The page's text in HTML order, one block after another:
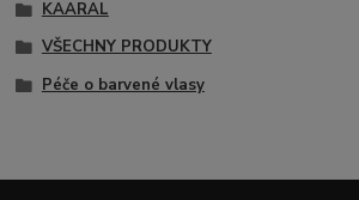
KAARAL
VŠECHNY PRODUKTY
Péče o barvené vlasy